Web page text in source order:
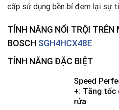
cấp sử dụng bền bỉ đem lại sự
TÍNH NĂNG NỔI TRỘI TRÊN
BOSCH SGH4HCX48E
TÍNH NĂNG ĐẶC BIỆT
Speed
+: Tăng tốc
rửa